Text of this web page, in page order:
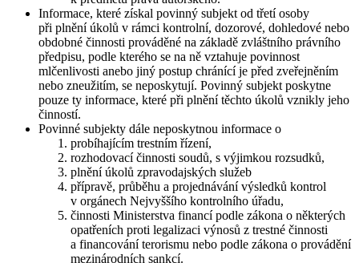
Informace, které získal povinný subjekt od třetí osoby
při plnění úkolů v rámci kontrolní, dozorové, dohledové nebo
obdobné činnosti prováděné na základě zvláštního právního
předpisu, podle kterého se na ně vztahuje povinnost
mlčenlivosti anebo jiný postup chránící je před zveřejněním
nebo zneužitím, se neposkytují. Povinný subjekt poskytne
pouze ty informace, které při plnění těchto úkolů vznikly jeho
činností.
Povinné subjekty dále neposkytnou informace o
probíhajícím trestním řízení,
rozhodovací činnosti soudů, s výjimkou rozsudků,
plnění úkolů zpravodajských služeb
přípravě, průběhu a projednávání výsledků kontrol
v orgánech Nejvyššího kontrolního úřadu,
činnosti Ministerstva financí podle zákona o některých
opatřeních proti legalizaci výnosů z trestné činnosti
a financování terorismu nebo podle zákona o provádění
mezinárodních sankcí.